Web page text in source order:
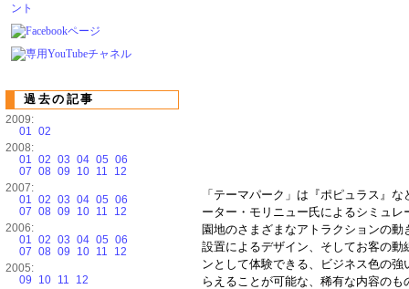
「テーマパーク」は『ポピュラス』
ーター・モリニュー氏によるシミュレ
園地のさまざまなアトラクションの動
設置によるデザイン、そしてお客の動
ンとして体験できる、ビジネス色の強
らえることが可能な、稀有な内容のも
過去の記事
2009:
01 02
2008:
01 02 03 04 05 06
07 08 09 10 11
12
2007:
01 02 03 04 05 06
07 08 09 10 11
12
2006:
01 02 03 04 05 06
07 08 09 10 11
12
2005:
09
10 11 12